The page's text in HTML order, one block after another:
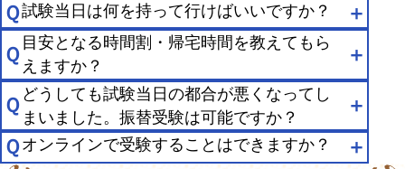
Ｑ試験当日は何を持って行けばいいですか？
＋
Ｑ
目安となる時間割・帰宅時間を教えてもら
えますか？
＋
Ｑ
どうしても試験当日の都合が悪くなってし
まいました。振替受験は可能ですか？
＋
Ｑオンラインで受験することはできますか？ ＋